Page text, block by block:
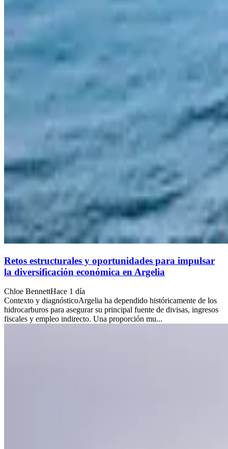
Retos estructurales y oportunidades para impulsar
la diversificación económica en Argelia
Chloe BennettHace 1 día
Contexto y diagnósticoArgelia ha dependido históricamente de los
hidrocarburos para asegurar su principal fuente de divisas, ingresos
fiscales y empleo indirecto. Una proporción mu...